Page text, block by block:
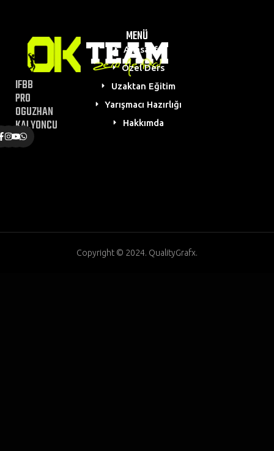
IFBB
PRO
OGUZHAN
KALYONCU
MENÜ
Anasayfa
Özel Ders
Uzaktan Eğitim
Yarışmacı Hazırlığı
Hakkımda
Copyright © 2024. QualityGrafx.